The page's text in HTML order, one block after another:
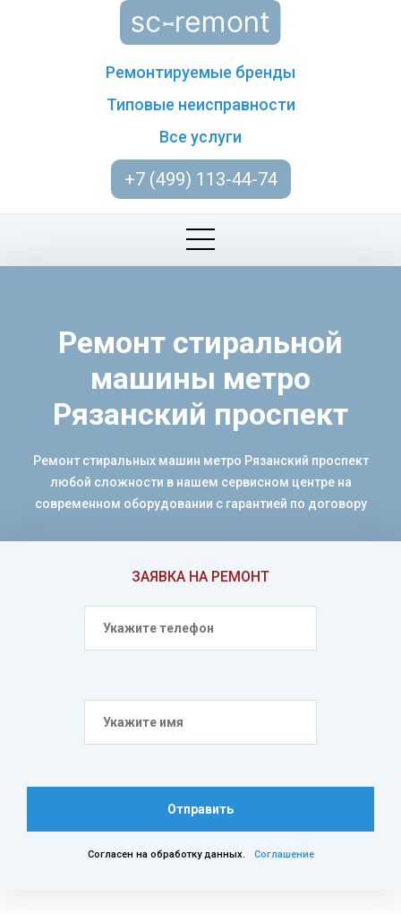
Ремонтируемые бренды
Типовые неисправности
Все услуги
+7 (499) 113-44-74
ЗАЯВКА НА РЕМОНТ
Отправить
Согласен на обработку данных. Соглашение
Ремонт стиральной
машины метро
Рязанский проспект
Ремонт стиральных машин метро Рязанский проспект
любой сложности в нашем сервисном центре на
современном оборудовании с гарантией по договору